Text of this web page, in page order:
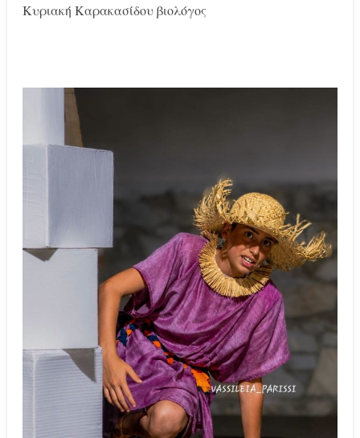
Κυριακή Καρακασίδου βιολόγος